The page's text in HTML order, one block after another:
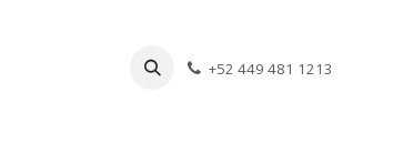
+52 449 481 1213